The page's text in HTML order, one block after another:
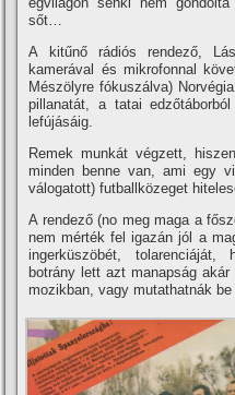
sőt…
A kitűnő rádiós rendező,
kamerával és mikrofonnal
Mészölyre fókuszálva)
pillanatát, a tatai
lefújásáig.
Remek munkát végzett,
minden benne van, ami egy
válogatott) futballközeget
A rendező (no meg maga a
nem mérték fel igazán jól a
ingerküszöbét, tolarenciáját,
botrány lett azt manapság
mozikban, vagy mutathatnák